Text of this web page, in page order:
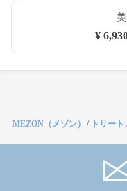
¥
MEZON（メゾン） / トリー